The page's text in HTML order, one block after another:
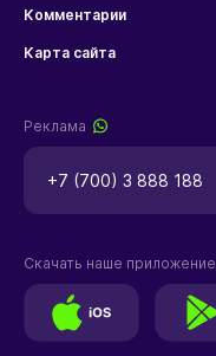
Комментарии
Карта сайта
Реклама
+7 (700) 3 888 188
Скачать наше приложение